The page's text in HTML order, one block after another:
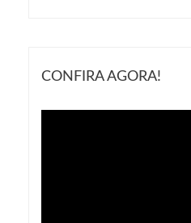
CONFIRA AGORA!